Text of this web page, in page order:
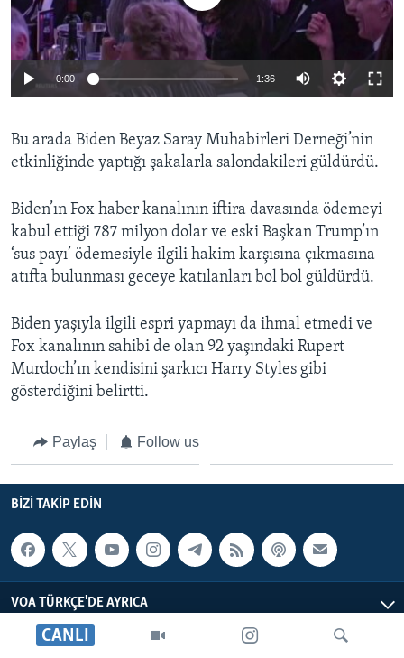
CANLI
0:00 1:36
Bu arada Biden Beyaz Saray Muhabirleri Derneği’nin
etkinliğinde yaptığı şakalarla salondakileri güldürdü.
Biden’ın Fox haber kanalının iftira davasında ödemeyi
kabul ettiği 787 milyon dolar ve eski Başkan Trump’ın
‘sus payı’ ödemesiyle ilgili hakim karşısına çıkmasına
atıfta bulunması geceye katılanları bol bol güldürdü.
Biden yaşıyla ilgili espri yapmayı da ihmal etmedi ve
Fox kanalının sahibi de olan 92 yaşındaki Rupert
Murdoch’ın kendisini şarkıcı Harry Styles gibi
gösterdiğini belirtti.
Paylaş Follow us
BIZI TAKIP EDIN
VOA TÜRKÇE'DE AYRICA